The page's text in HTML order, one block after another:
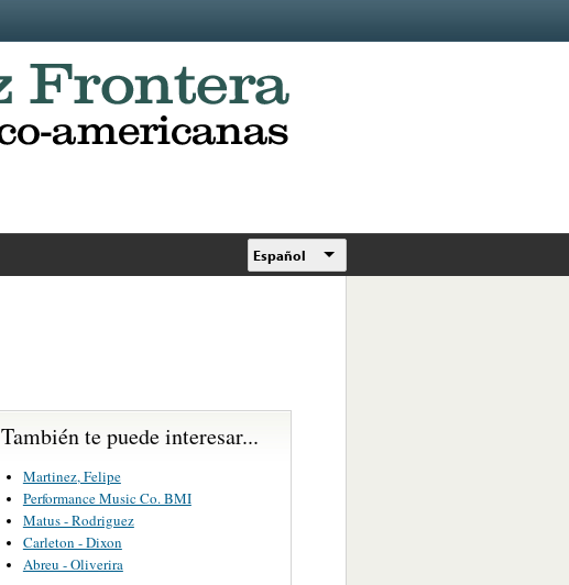
Español
También te puede interesar...
Martinez, Felipe
Performance Music Co. BMI
Matus - Rodriguez
Carleton - Dixon
Abreu - Oliverira